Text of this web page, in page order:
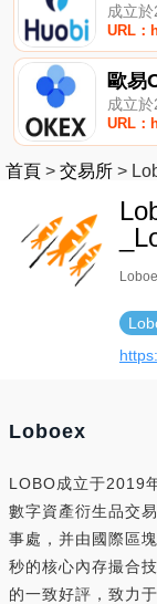
成立
URL
歐易
成立
URL：
首頁 > 交易所 >
Loboex
LOBO成立于2019
數字資產衍生品交
事處，并由國際區
秒的核心內存撮合
的一致好評，致力